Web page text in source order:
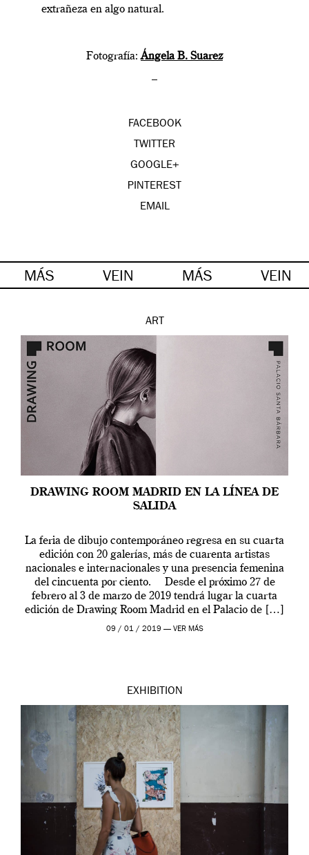
extrañeza en algo natural.
Fotografía:Ángela B. Suarez
–
FACEBOOK
TWITTER
GOOGLE+
PINTEREST
EMAIL
MÁS VEIN MÁS VEIN
ART
DRAWING ROOM MADRID EN LA LÍNEA DE
SALIDA
La feria de dibujo contemporáneo regresa en su cuarta
edición con 20 galerías, más de cuarenta artistas
nacionales e internacionales y una presencia femenina
del cincuenta por ciento. Desde el próximo 27 de
febrero al 3 de marzo de 2019 tendrá lugar la cuarta
edición de Drawing Room Madrid en el Palacio de […]
09 / 01 / 2019 — VER MÁS
EXHIBITION